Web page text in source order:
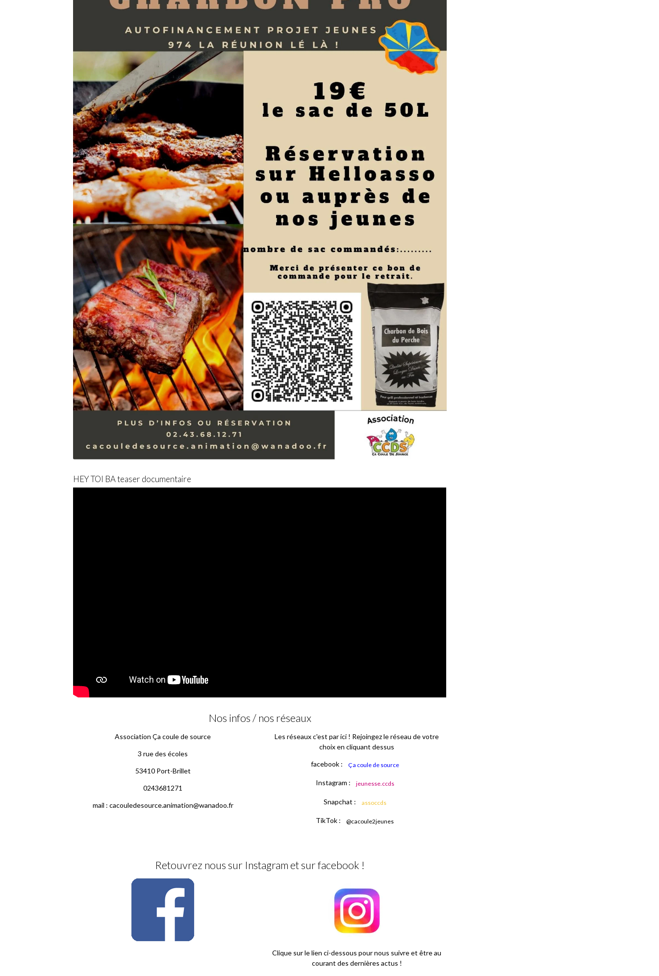
HEY TOI BA teaser documentaire
Nos infos / nos réseaux
Association Ça coule de source
3 rue des écoles
53410 Port-Brillet
0243681271
mail : cacouledesource.animation@wanadoo.fr
Les réseaux c'est par ici ! Rejoingez le réseau de votre
choix en cliquant dessus
facebook : Ça coule de source
Instagram : jeunesse.ccds
Snapchat : assoccds
TikTok : @cacoule2jeunes
Retouvrez nous sur Instagram et sur facebook !
Clique sur le lien ci-dessous pour nous suivre et être au
courant des dernières actus !